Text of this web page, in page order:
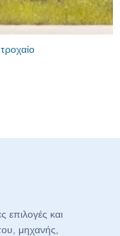
επιλογές και
μηχανής,